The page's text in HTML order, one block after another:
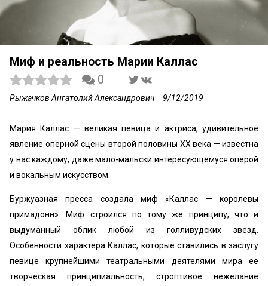
Миф и реальность Марии Каллас
0
Рыжачков Ангатолий Александрович 9/12/2019
Мария Каллас — великая певица и актриса, удивительное
явление оперной сцены второй половины XX века — известна
у нас каждому, даже мало-мальски интересующемуся оперой
и вокальным искусством.
Буржуазная пресса создала миф «Каллас — королевы
примадонн». Миф строился по тому же принципу, что и
выдуманный облик любой из голливудских звезд.
Особенности характера Каллас, которые ставились в заслугу
певице крупнейшими театральными деятелями мира ее
творческая принципиальность, строптивое нежелание